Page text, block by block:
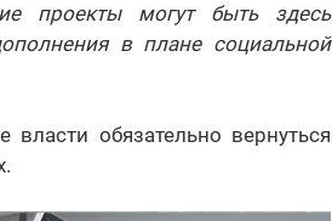
проекты могут быть здесь
в плане социальной
обязательно вернуться